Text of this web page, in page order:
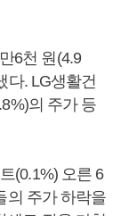
6천 원(4.9
다. LG생활건
의 주가 등
(0.1%) 오른 6
의 주가 하락을